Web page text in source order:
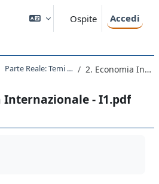
Ospite Accedi
Parte Reale: Temi d'esame AA 2016-2017 2. Economia Internazionale - I1.pdf
Internazionale - I1.pdf